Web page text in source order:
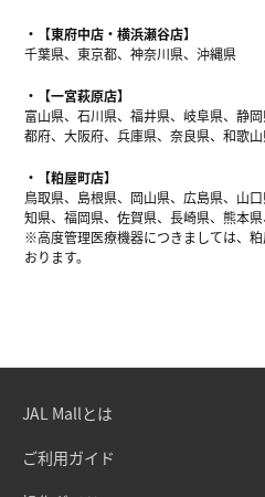
【東府中店・横浜瀬谷店】
千葉県、東京都、神奈川県、沖縄県
【一宮萩原店】
富山県、石川県、福井県、岐阜県、静
都府、大阪府、兵庫県、奈良県、和歌
【粕屋町店】
鳥取県、島根県、岡山県、広島県、山
知県、福岡県、佐賀県、長崎県、熊本
※高度管理医療機器につきましては、
おります。
JAL Mallとは
ご利用ガイド